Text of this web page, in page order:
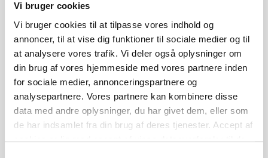
Vi bruger cookies
Vi bruger cookies til at tilpasse vores indhold og
annoncer, til at vise dig funktioner til sociale medier og til
at analysere vores trafik. Vi deler også oplysninger om
din brug af vores hjemmeside med vores partnere inden
for sociale medier, annonceringspartnere og
analysepartnere. Vores partnere kan kombinere disse
data med andre oplysninger, du har givet dem, eller som
de har indsamlet fra din brug af deres tjenester. Accept af
cookies er lig med accept af visse dataoverførsler til de
DK-CAMP vil opbevare dine personlige
informationer, indtil du trækker dit samtykke
tilbage og efter gældende lovgivning. Hvis du
trækker dit samtykke tilbage eller afmelder dig
nyhedsbrevet, slettes dine persondata 2 år efter
datoen for din afmelding.
Retsgrundlaget for behandlingen af dine